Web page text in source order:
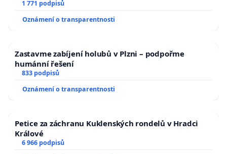
1 771 podpisů
Oznámení o transparentnosti
Zastavme zabíjení holubů v Plzni – podpořme
humánní řešení
833 podpisů
Oznámení o transparentnosti
Petice za záchranu Kuklenských rondelů v Hradci
Králové
6 966 podpisů